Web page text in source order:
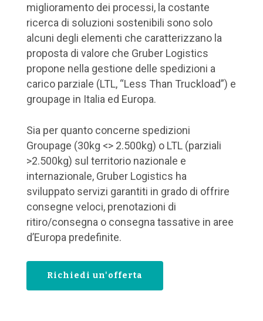
miglioramento dei processi, la costante
ricerca di soluzioni sostenibili sono solo
alcuni degli elementi che caratterizzano la
proposta di valore che Gruber Logistics
propone nella gestione delle spedizioni a
carico parziale (LTL, “Less Than Truckload”) e
groupage in Italia ed Europa.
Sia per quanto concerne spedizioni
Groupage (30kg <> 2.500kg) o LTL (parziali
>2.500kg) sul territorio nazionale e
internazionale, Gruber Logistics ha
sviluppato servizi garantiti in grado di offrire
consegne veloci, prenotazioni di
ritiro/consegna o consegna tassative in aree
d’Europa predefinite.
Richiedi un'offerta